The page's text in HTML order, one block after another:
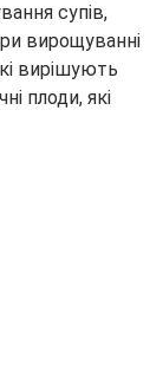
супів,
вирощуванні
вирішують
плоди, які